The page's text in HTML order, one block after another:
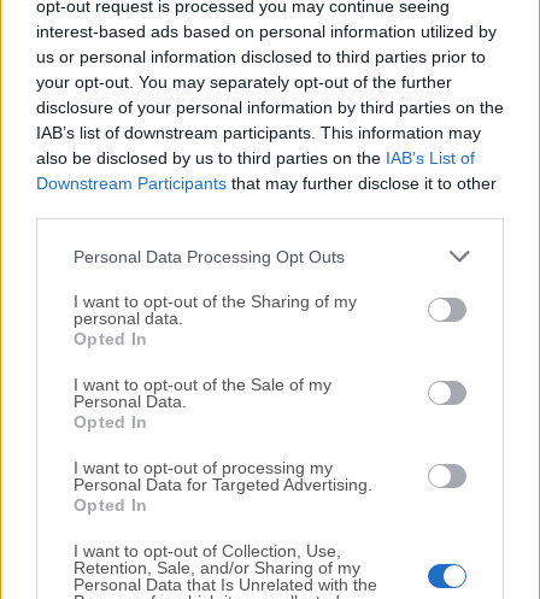
opt-out request is processed you may continue seeing
interest-based ads based on personal information utilized by
us or personal information disclosed to third parties prior to
your opt-out. You may separately opt-out of the further
disclosure of your personal information by third parties on the
IAB’s list of downstream participants. This information may
also be disclosed by us to third parties on the IAB’s List of
Downstream Participants that may further disclose it to other
Personal Data Processing Opt Outs
I want to opt-out of the Sharing of my
personal data.
Opted In
I want to opt-out of the Sale of my
Personal Data.
Opted In
I want to opt-out of processing my
Personal Data for Targeted Advertising.
Opted In
I want to opt-out of Collection, Use,
Retention, Sale, and/or Sharing of my
Personal Data that Is Unrelated with the
características que la versión completa. La única
diferencia es que losvideosexportados en la versión
de prueba gratuita tendrán una marca de agua.
Cuando intentes exportar un video usando la versión
de prueba, aparecerá una ventana pidiéndote que
compres una licencia para eliminar la marca de agua.
Si no te importa, puedes hacer clic en el botón
Continuar para seguir usándolo gratis.
Alternativas
ampliamente utilizada tanto por novatos como por
profesionales experimentados.
DaVinci Resolve- Un software profesional de edición
de video que ofrece funciones avanzadas y
capacidades de IA.